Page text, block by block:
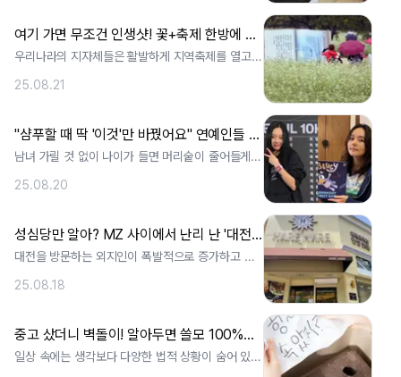
여기 가면 무조건 인생샷! 꽃+축제 한방에 즐기는 찐 명소
우리나라의 지자체들은 활발하게 지역축제를 열고
25.08.21
"샴푸할 때 딱 '이것'만 바꿨어요" 연예인들 머리숱이 풍성한 이유
남녀 가릴 것 없이 나이가 들면 머리숱이 줄어들게
25.08.20
성심당만 알아? MZ 사이에서 난리 난 '대전 성지순례' 코스
대전을 방문하는 외지인이 폭발적으로 증가하고 있
25.08.18
중고 샀더니 벽돌이! 알아두면 쓸모 100%인 생활법률
일상 속에는 생각보다 다양한 법적 상황이 숨어 있습